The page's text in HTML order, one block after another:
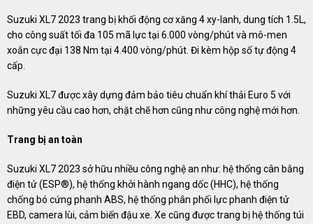
Suzuki XL7 2023 trang bị khối động cơ xăng 4 xy-lanh, dung tích 1.5L,
cho công suất tối đa 105 mã lực tại 6.000 vòng/phút và mô-men
xoắn cực đại 138 Nm tại 4.400 vòng/phút. Đi kèm hộp số tự động 4
cấp.
Suzuki XL7 được xây dựng đảm bảo tiêu chuẩn khí thải Euro 5 với
những yêu cầu cao hơn, chặt chẽ hơn cũng như công nghệ mới hơn.
Trang bị an toàn
Suzuki XL7 2023 sở hữu nhiều công nghệ an như: hệ thống cân bằng
điện tử (ESP®), hệ thống khởi hành ngang dốc (HHC), hệ thống
chống bó cứng phanh ABS, hệ thống phân phối lực phanh điện tử
EBD, camera lùi, cảm biến đậu xe. Xe cũng được trang bị hệ thống túi